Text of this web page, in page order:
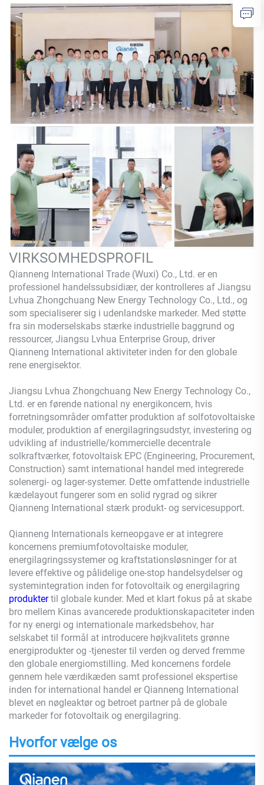
VIRKSOMHEDSPROFIL
Qianneng International Trade (Wuxi) Co., Ltd. er en
professionel handelssubsidiær, der kontrolleres af Jiangsu
Lvhua Zhongchuang New Energy Technology Co., Ltd., og
som specialiserer sig i udenlandske markeder. Med støtte
fra sin moderselskabs stærke industrielle baggrund og
ressourcer, Jiangsu Lvhua Enterprise Group, driver
Qianneng International aktiviteter inden for den globale
rene energisektor.
Jiangsu Lvhua Zhongchuang New Energy Technology Co.,
Ltd. er en førende national ny energikoncern, hvis
forretningsområder omfatter produktion af solfotovoltaiske
moduler, produktion af energilagringsudstyr, investering og
udvikling af industrielle/kommercielle decentrale
solkraftværker, fotovoltaisk EPC (Engineering, Procurement,
Construction) samt international handel med integrerede
solenergi- og lager-systemer. Dette omfattende industrielle
kædelayout fungerer som en solid rygrad og sikrer
Qianneng International stærk produkt- og servicesupport.
Qianneng Internationals kerneopgave er at integrere
koncernens premiumfotovoltaiske moduler,
energilagringssystemer og kraftstationsløsninger for at
levere effektive og pålidelige one-stop handelsydelser og
systemintegration inden for fotovoltaik og energilagring
produktertil globale kunder. Med et klart fokus på at skabe
bro mellem Kinas avancerede produktionskapaciteter inden
for ny energi og internationale markedsbehov, har
selskabet til formål at introducere højkvalitets grønne
energiprodukter og -tjenester til verden og derved fremme
den globale energiomstilling. Med koncernens fordele
gennem hele værdikæden samt professionel ekspertise
inden for international handel er Qianneng International
blevet en nøgleaktør og betroet partner på de globale
markeder for fotovoltaik og energilagring.
Hvorfor vælge os